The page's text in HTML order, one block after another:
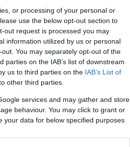
or processing of your personal or
use the below opt-out section to
out request is processed you may
information utilized by us or personal
You may separately opt-out of the
on the IAB’s list of downstream
us to third parties on the IAB’s List of
other third parties.
services and may gather and store
behaviour. You may click to grant or
your data for below specified purposes
norvég Opera cég kezében
ma elérkezett az idő a
az asztali összeállításhoz
lássuk, mit tud a
Android (5+)…..